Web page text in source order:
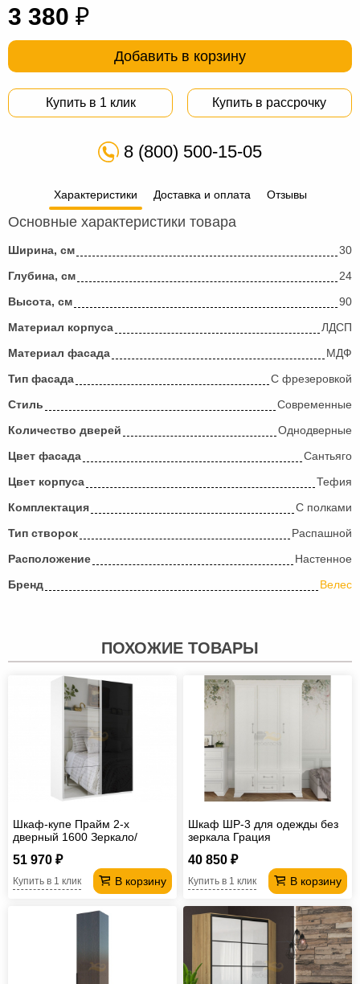
ванной
трансформер
Матрасы
мешки
Мебель
из
Садовая
3 380 ₽
Добавить в корзину
Купить в 1 клик Купить в рассрочку
8 (800) 500-15-05
Характеристики Доставка и оплата Отзывы
Основные характеристики товара
Ширина, см
30
Глубина, см
24
Высота, см
90
Материал корпуса
ЛДСП
Материал фасада
МДФ
Тип фасада
С фрезеровкой
Стиль
Современные
Количество дверей
Однодверные
Цвет фасада
Сантьяго
Цвет корпуса
Тефия
Комплектация
С полками
Тип створок
Распашной
Расположение
Настенное
Бренд
Велес
ПОХОЖИЕ ТОВАРЫ
Шкаф-купе Прайм 2-х
дверный 1600 Зеркало/
51 970 ₽
В корзину
Купить в 1 клик
Шкаф ШР-3 для одежды без
зеркала Грация
40 850 ₽
В корзину
Купить в 1 клик